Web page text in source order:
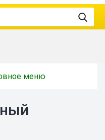
меню